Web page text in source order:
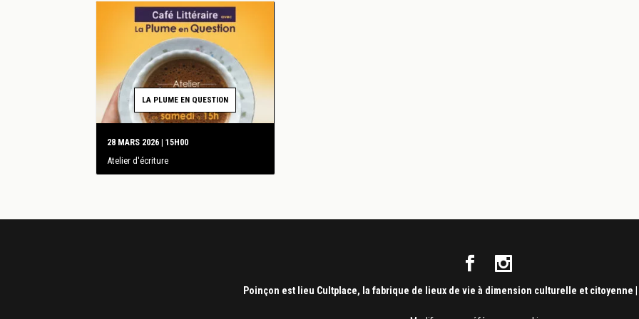
LA PLUME EN QUESTION
28 MARS 2026 | 15H00
Atelier d'écriture
Poinçon est lieu Cultplace, la fabrique de lieux de vie à dimension culturelle et citoyenne |